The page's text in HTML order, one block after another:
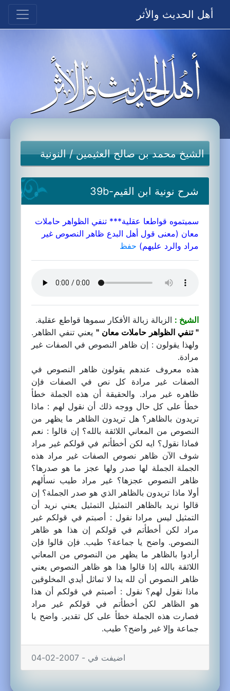
أهل الحديث والأثر
الشيخ محمد بن صالح العثيمين/النونية
شرح نونية ابن القيم-39b
سميتموه قواطعا عقلية*** تنفي الظواهر حاملات
معان (معنى قول أهل البدع ظاهر النصوص غير
مراد والرد عليهم) حفظ
الشيخ : الزبالة زبالة الأفكار سموها قواطع عقلية.
" تنفي الظواهر حاملات معان " يعني تنفي الظاهر.
ولهذا يقولون : إن ظاهر النصوص في الصفات غير
مرادة.
هذه معروف عندهم يقولون ظاهر النصوص في
الصفات غير مرادة كل نص في الصفات فإن
ظاهره غير مراد. والحقيقة أن هذه الجملة خطأ
خطأ على كل حال ووجه ذلك أن نقول لهم : ماذا
تريدون بالظاهر؟ هل تريدون الظاهر ما يظهر من
النصوص من المعاني اللائقة بالله؟ إن قالوا : نعم
فماذا نقول؟ ايه لكن أخطأتم في قولكم غير مراد
شوف الآن ظاهر نصوص الصفات غير مراد هذه
الجملة الجملة لها صدر ولها عجز ما هو صدرها؟
ظاهر النصوص عجزها؟ غير مراد طيب نسألهم
أولا ماذا تريدون بالظاهر الذي هو صدر الجملة؟ إن
قالوا نريد بالظاهر التمثيل التمثيل يعني نريد أن
التمثيل ليس مرادا نقول : أصبتم في قولكم غير
مراد لكن أخطأتم في قولكم إن هذا هو ظاهر
النصوص. واضح يا جماعة؟ طيب. فإن قالوا فإن
أرادوا بالظاهر ما يظهر من النصوص من المعاني
اللائقة بالله إذا قالوا هذا هو ظاهر النصوص يعني
ظاهر النصوص أن لله يدا لا تماثل أيدي المخلوقين
ماذا نقول لهم؟ نقول : أصبتم في قولكم أن هذا
هو الظاهر لكن أخطأتم في قولكم غير مراد
فصارت هذه الجملة خطأ على كل تقدير. واضح يا
جماعة وإلا غير واضح؟ طيب.
اضيفت في - 2007-02-04